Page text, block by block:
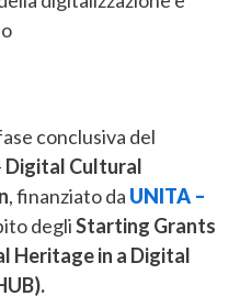
conclusiva del
Digital Cultural
, finanziato da UNITA –
degliStarting Grants
Heritage in a Digital